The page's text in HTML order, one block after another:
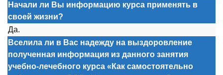
Начали ли Вы информацию курса применять в
своей жизни?
Да.
Вселила ли в Вас надежду на выздоровление
полученная информация из данного занятия
учебно-лечебного курса «Как самостоятельно